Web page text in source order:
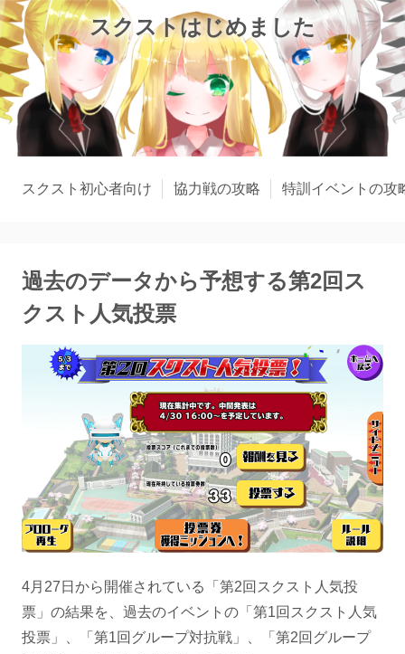
スクストはじめました
スクスト初心者向け 協力戦の攻略 特訓イベントの攻
過去のデータから予想する第2回ス
クスト人気投票
4月27日から開催されている「第2回スクスト人気投
票」の結果を、過去のイベントの「第1回スクスト人気
投票」、「第1回グループ対抗戦」、「第2回グループ